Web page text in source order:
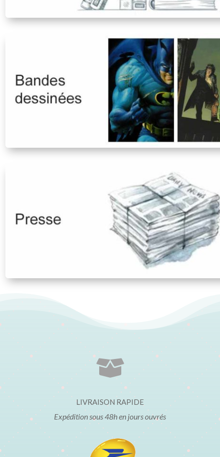

LIVRAISON RAPIDE
Expédition sous 48h en jours ouvrés